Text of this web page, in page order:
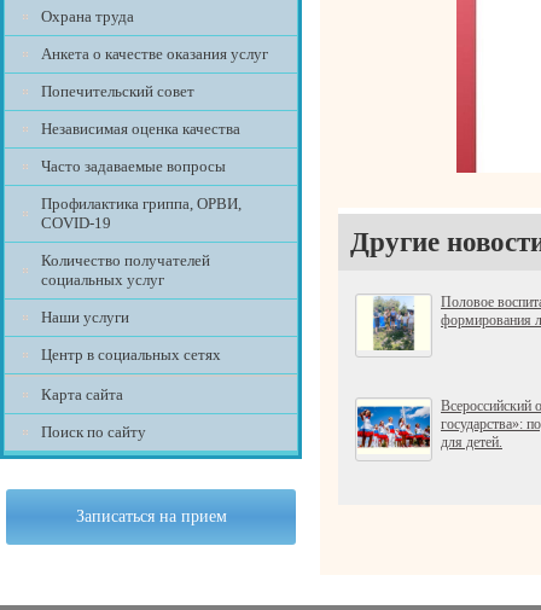
Охрана труда
Анкета о качестве оказания услуг
Попечительский совет
Независимая оценка качества
Часто задаваемые вопросы
Профилактика гриппа, ОРВИ,
COVID-19
Количество получателей
социальных услуг
Наши услуги
Центр в социальных сетях
Карта сайта
Поиск по сайту
Записаться на прием
Другие
Половое
формирования
Всероссийский
государства»:
для детей.